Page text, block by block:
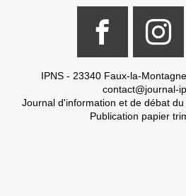
IPNS - 23340 Faux-la-
contact@journal-
Journal d'information et de débat
Publication papier